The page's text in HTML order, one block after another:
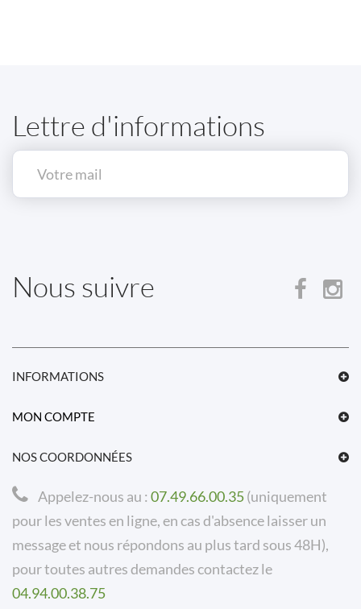
Lettre d'informations
Nous suivre
INFORMATIONS
MON COMPTE
NOS COORDONNÉES
Appelez-nous au : 07.49.66.00.35(uniquement
pour les ventes en ligne, en cas d'absence laisser un
message et nous répondons au plus tard sous 48H),
pour toutes autres demandes contactez le
04.94.00.38.75